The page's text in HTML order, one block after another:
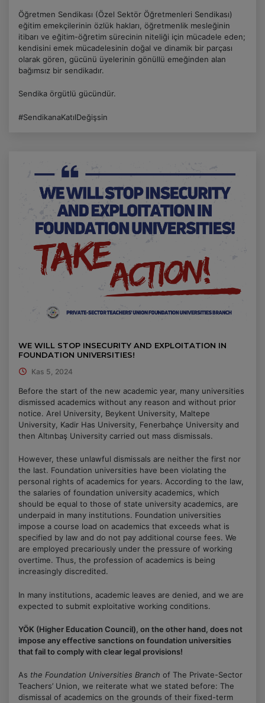
Öğretmen Sendikası (Özel Sektör Öğretmenleri Sendikası)
eğitim emekçilerinin özlük hakları, öğretmenlik mesleğinin
itibarı ve eğitim-öğretim sürecinin niteliği için mücadele eden;
kendisini emek mücadelesinin doğal ve dinamik bir parçası
olarak gören, gücünü üyelerinin gönüllü emeğinden alan
bağımsız bir sendikadır.
Sendika örgütlü gücündür.
#SendikanaKatılDeğişsin
WE WILL STOP INSECURITY AND EXPLOITATION IN
FOUNDATION UNIVERSITIES!
Kas 5, 2024
Before the start of the new academic year, many universities
dismissed academics without any reason and without prior
notice. Arel University, Beykent University, Maltepe
University, Kadir Has University, Fenerbahçe University and
then Altınbaş University carried out mass dismissals.
However, these unlawful dismissals are neither the first nor
the last. Foundation universities have been violating the
personal rights of academics for years. According to the law,
the salaries of foundation university academics, which
should be equal to those of state university academics, are
underpaid in many institutions. Foundation universities
impose a course load on academics that exceeds what is
specified by law and do not pay additional course fees. We
are employed precariously under the pressure of working
overtime. Thus, the profession of academics is being
increasingly discredited.
In many institutions, academic leaves are denied, and we are
expected to submit exploitative working conditions.
YÖK (Higher Education Council), on the other hand, does not
impose any effective sanctions on foundation universities
that fail to comply with clear legal provisions!
As the Foundation Universities Branch of The Private-Sector
Teachers’ Union, we reiterate what we stated before: The
dismissal of academics on the grounds of their fixed-term